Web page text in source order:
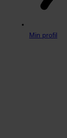
Min profil